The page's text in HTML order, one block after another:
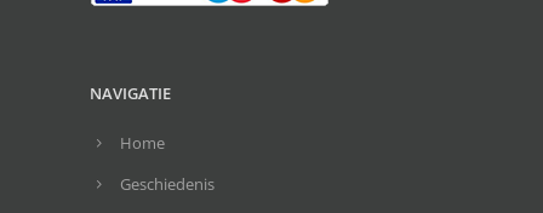
NAVIGATIE
Home
Geschiedenis